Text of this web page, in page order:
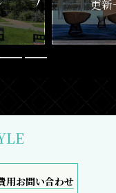
用お問い合わせ